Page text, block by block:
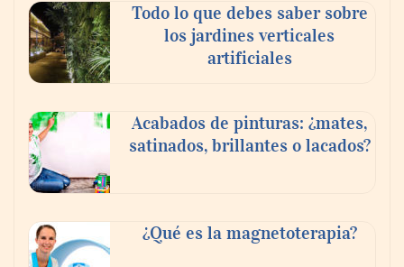
dormitorios originales
Todo lo que debes saber sobre
los jardines verticales
artificiales
Acabados de pinturas: ¿mates,
satinados, brillantes o lacados?
¿Qué es la magnetoterapia?